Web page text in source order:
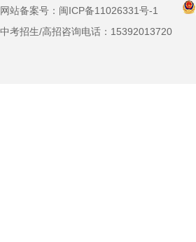
网站备案号： 闽ICP备11026331号-1
中考招生/高招咨询电话： 15392013720